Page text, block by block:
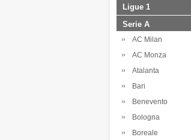
Ligue 1
Serie A
AC Milan
AC Monza
Atalanta
Bari
Benevento
Bologna
Boreale